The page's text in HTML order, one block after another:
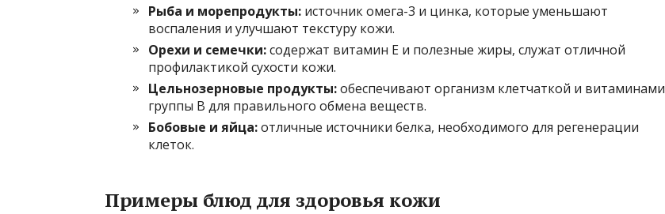
Рыба и морепродукты: источник омега-3 и цинка, которые уменьшают
воспаления и улучшают текстуру кожи.
Орехи и семечки:содержат витамин Е и полезные жиры, служат отличной
профилактикой сухости кожи.
Цельнозерновые продукты:обеспечивают организм клетчаткой и витаминами
группы В для правильного обмена веществ.
Бобовые и яйца:отличные источники белка, необходимого для регенерации
клеток.
Примеры блюд для здоровья кожи